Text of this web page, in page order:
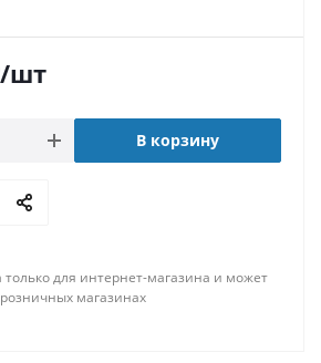
/шт
В корзину
для интернет-магазина и может
магазинах